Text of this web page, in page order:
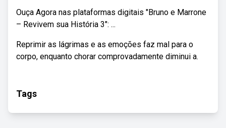
Ouça Agora nas plataformas digitais "Bruno e Marrone
– Revivem sua História 3": ...
Reprimir as lágrimas e as emoções faz mal para o
corpo, enquanto chorar comprovadamente diminui a.
Tags